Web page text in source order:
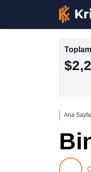
Ana Sayfa